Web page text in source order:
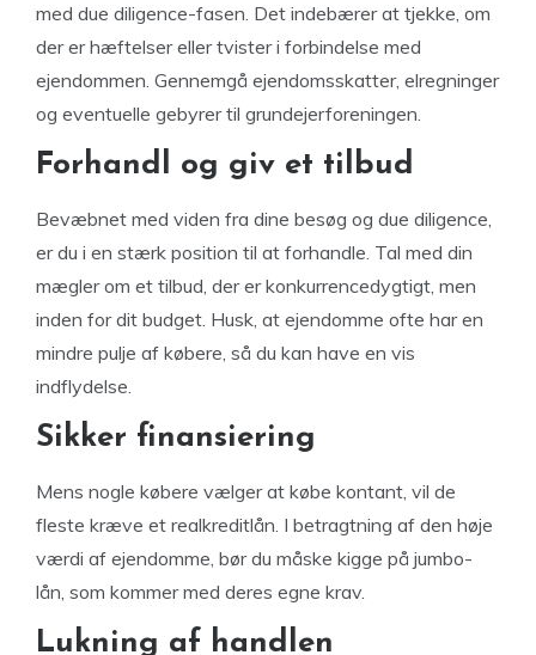
med due diligence-fasen. Det indebærer at tjekke, om
der er hæftelser eller tvister i forbindelse med
ejendommen. Gennemgå ejendomsskatter, elregninger
og eventuelle gebyrer til grundejerforeningen.
Forhandl og giv et tilbud
Bevæbnet med viden fra dine besøg og due diligence,
er du i en stærk position til at forhandle. Tal med din
mægler om et tilbud, der er konkurrencedygtigt, men
inden for dit budget. Husk, at ejendomme ofte har en
mindre pulje af købere, så du kan have en vis
indflydelse.
Sikker finansiering
Mens nogle købere vælger at købe kontant, vil de
fleste kræve et realkreditlån. I betragtning af den høje
værdi af ejendomme, bør du måske kigge på jumbo-
lån, som kommer med deres egne krav.
Lukning af handlen